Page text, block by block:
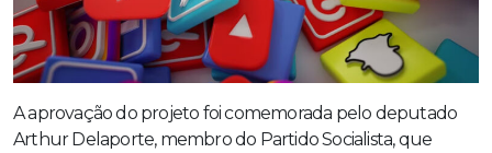
A aprovação do projeto foi comemorada pelo deputado
Arthur Delaporte, membro do Partido Socialista, que